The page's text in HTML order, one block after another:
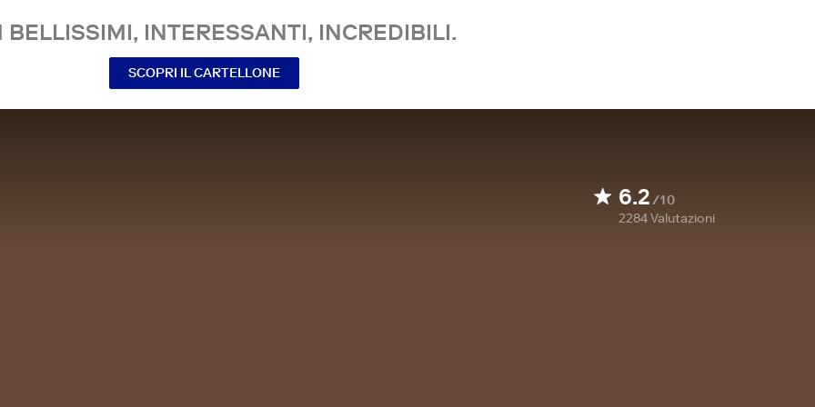
BELLISSIMI, INTERESSANTI, INCREDIBILI.
SCOPRI IL CARTELLONE
6.2/10
2284Valutazioni